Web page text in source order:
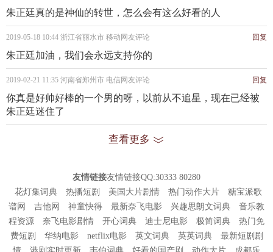
9%》等在内的7首歌曲；11月29日，随乐华七子NEXT获得亚
洲音乐盛典年度最具影响力男团奖。
朱正廷有着扎实的舞蹈功底，跳起舞来收放自如。他有
着八块腹肌，肤白且气质佳，就连素颜皮肤也是那么通透白
净，再加上跳舞时的身姿，他也因此被称作为“人间仙子”。
莎》一组写真中，朱正廷青春灵动、率性自由，在镜头前展
现出不一样的自己。他戴眼镜显得文艺范儿十足，穿着白衬
衫显得很商务，很有英伦范儿，妥妥的衣架子，而这样气质
出众的外表则非常引人注目。此外，在《偶像练习生》日常
生活花絮中，展现了朱正廷温柔、爱操心的一面（新浪、凤
朱正廷真的是神仙的转世，怎么会有这么好看的人
2019-05-18 10:44 浙江省丽水市 移动网友评论 回复
朱正廷加油，我们会永远支持你的
2019-02-21 11:35 河南省郑州市 电信网友评论 回复
你真是好帅好棒的一个男的呀，以前从不追星，现在已经被
朱正廷迷住了
查看更多
友情链接友情链接QQ:30333 80280
花灯集词典
热播短剧 美国大片剧情 热门动作大片
糖宝派歌
谱网
吉他网 神童快得 最新奈飞电影 兴趣思朗文词典
音乐教
程资源
奈飞电影剧情 开心词典 迪士尼电影 极简词典
热门免
费短剧
华纳电影 netflix电影 英文词典 英英词典
最新短剧剧